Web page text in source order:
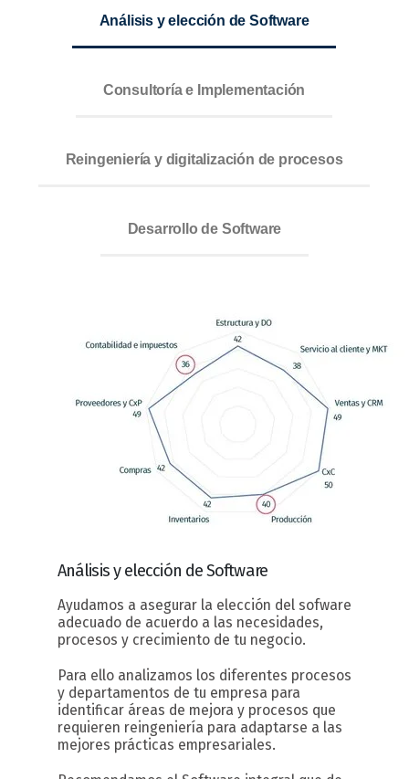
Análisis y elección de Software
Consultoría e Implementación
Reingeniería y digitalización de procesos
Desarrollo de Software
Análisis y elección de Software
Ayudamos a asegurar la elección del sofware
adecuado de acuerdo a las necesidades,
procesos y crecimiento de tu negocio.
Para ello analizamos los diferentes procesos
y departamentos de tu empresa para
identificar áreas de mejora y procesos que
requieren reingeniería para adaptarse a las
mejores prácticas empresariales.